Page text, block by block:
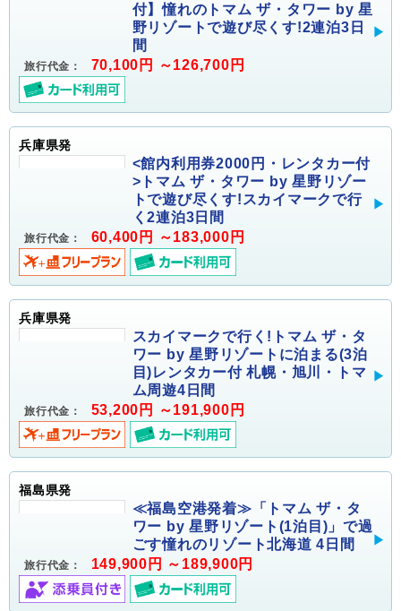
付】憧れのトマム ザ・タワー by 星
野リゾートで遊び尽くす!2連泊3日
間
旅行代金： 70,100円 ～126,700円
兵庫県発
<館内利用券2000円・レンタカー付
>トマム ザ・タワー by 星野リゾー
トで遊び尽くす!スカイマークで行
く2連泊3日間
旅行代金： 60,400円 ～183,000円
兵庫県発
スカイマークで行く!トマム ザ・タ
ワー by 星野リゾートに泊まる(3泊
目)レンタカー付 札幌・旭川・トマ
ム周遊4日間
旅行代金： 53,200円 ～191,900円
福島県発
≪福島空港発着≫「トマム ザ・タ
ワー by 星野リゾート(1泊目)」で過
ごす憧れのリゾート北海道 4日間
旅行代金： 149,900円 ～189,900円